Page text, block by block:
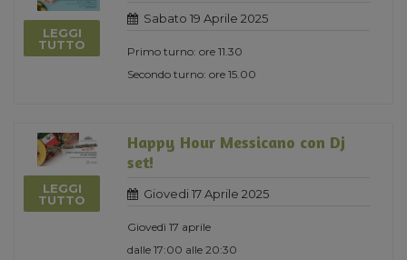
LEGGI
TUTTO
Sabato 19 Aprile 2025
Primo turno: ore 11.30
Secondo turno: ore 15.00
LEGGI
TUTTO
Happy Hour Messicano con Dj
set!
Giovedi 17 Aprile 2025
Giovedì 17 aprile
dalle 17:00 alle 20:30